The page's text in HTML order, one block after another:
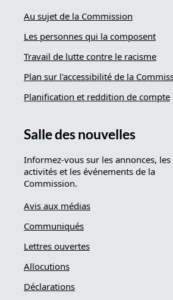
Au sujet de la Commission
Les personnes qui la composent
Travail de lutte contre le racisme
Plan sur l'accessibilité de la
Planification et reddition de compte
Salle des nouvelles
Informez-vous sur les annonces, les
activités et les événements de la
Commission.
Avis aux médias
Communiqués
Lettres ouvertes
Allocutions
Déclarations